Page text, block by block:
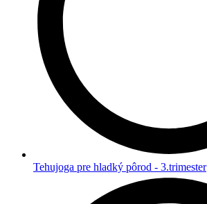
Tehujoga pre hladký pôrod - 3.trimester